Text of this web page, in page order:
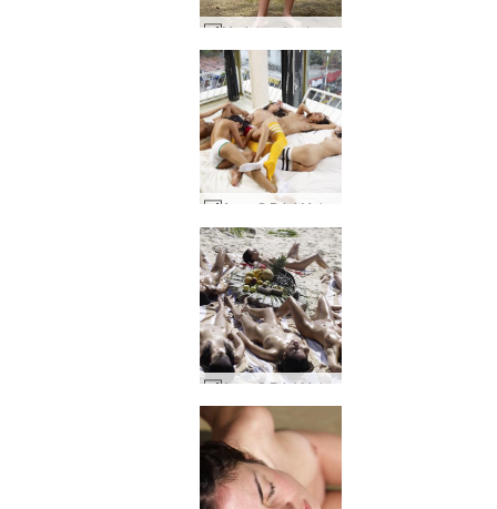
Muriel meža studija #17
Anna S Brigi Melissa Muriel Suzie Suzie Carina pikniks Meksikā 2. daļa #20